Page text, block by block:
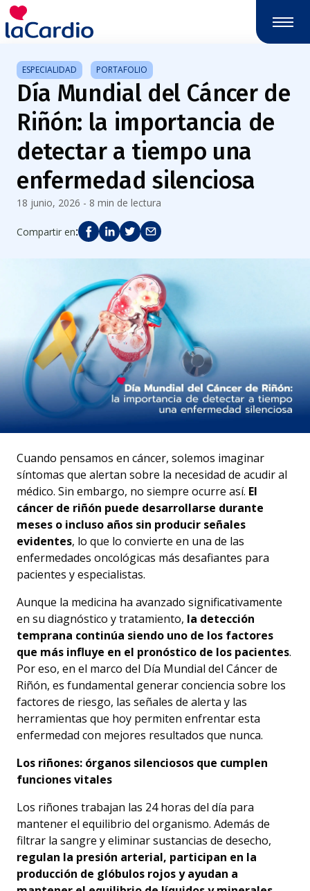
Nota:
este
sitio
web
incluye
sistema
accesibilidad.
ESPECIALIDAD PORTAFOLIO
Día Mundial del Cáncer de
Riñón: la importancia de
detectar a tiempo una
enfermedad silenciosa
18 junio, 2026 - 8 min de lectura
Compartir en:
Cuando pensamos en cáncer, solemos imaginar
síntomas que alertan sobre la necesidad de acudir al
médico. Sin embargo, no siempre ocurre así. El
cáncer de riñón puede desarrollarse durante
meses o incluso años sin producir señales
evidentes, lo que lo convierte en una de las
enfermedades oncológicas más desafiantes para
pacientes y especialistas.
Aunque la medicina ha avanzado significativamente
en su diagnóstico y tratamiento, la detección
temprana continúa siendo uno de los factores
que más influye en el pronóstico de los pacientes.
Por eso, en el marco del Día Mundial del Cáncer de
Riñón, es fundamental generar conciencia sobre los
factores de riesgo, las señales de alerta y las
herramientas que hoy permiten enfrentar esta
enfermedad con mejores resultados que nunca.
Los riñones: órganos silenciosos que cumplen
funciones vitales
Los riñones trabajan las 24 horas del día para
mantener el equilibrio del organismo. Además de
filtrar la sangre y eliminar sustancias de desecho,
regulan la presión arterial, participan en la
producción de glóbulos rojos y ayudan a